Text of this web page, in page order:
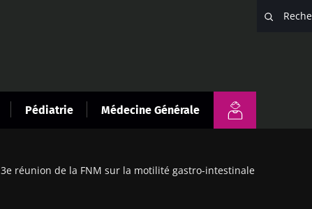
Pédiatrie Médecine Générale
3e réunion de la FNM sur la motilité gastro-intestinale